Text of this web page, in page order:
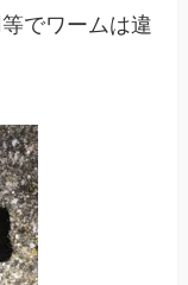
でワームは違